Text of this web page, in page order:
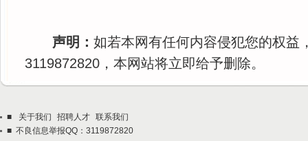
声明： 如若本网有任何内容侵犯您的权益
3119872820，本网站将立即给予删除。
■ 关于我们 招聘人才 联系我们
■ 不良信息举报QQ：3119872820